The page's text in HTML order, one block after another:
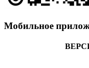
Мобильное